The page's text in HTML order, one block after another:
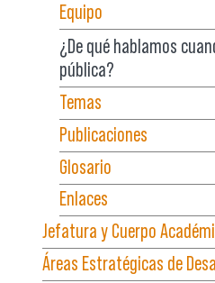
Equipo
¿De qué hablamos
pública?
Temas
Publicaciones
Glosario
Enlaces
Jefatura y Cuerpo
Áreas Estratégicas de